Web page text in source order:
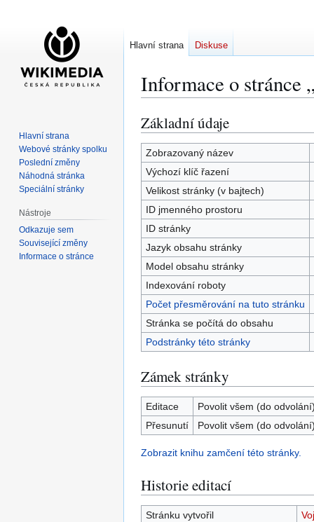
Informace o stránce
Skočit
na
navigaci
Skočit
na
vyhledávání
Základní údaje
Zobrazovaný název
Výchozí klíč řazení
Velikost stránky (v bajtech)
ID jmenného prostoru
ID stránky
Jazyk obsahu stránky
Model obsahu stránky
Indexování roboty
Počet přesměrování na tuto stránku
Stránka se počítá do obsahu
Podstránky této stránky
Zámek stránky
Editace
Povolit všem (do
Přesunutí
Povolit všem (do
Zobrazit knihu zamčení této stránky.
Historie editací
Stránku vytvořil
Hlavní strana Diskuse
Hlavní strana
Webové stránky spolku
Poslední změny
Náhodná stránka
Speciální stránky
Nástroje
Odkazuje sem
Související změny
Informace o stránce